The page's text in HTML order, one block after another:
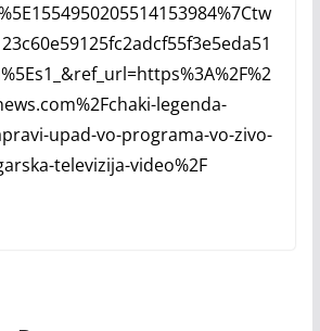
legenda-
upad-vo-programa-vo-zivo-
televizija-video%2F